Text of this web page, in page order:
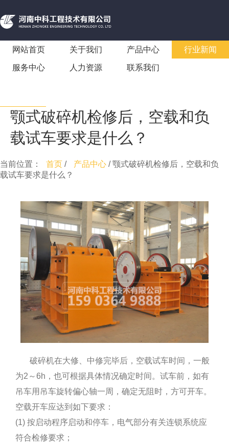
网站首页 关于我们 产品中心 行业新闻
服务中心 人力资源 联系我们
颚式破碎机检修后，空载和负
载试车要求是什么？
当前位置： 首页 / 产品中心 / 颚式破碎机检修后，空载和负
载试车要求是什么？
破碎机在大修、中修完毕后，空载试车时间，一般
为2～6h，也可根据具体情况确定时间。试车前，如有
吊车用吊车旋转偏心轴一周，确定无阻时，方可开车。
空载开车应达到如下要求：
(1) 按启动程序启动和停车，电气部分有关连锁系统应
符合检修要求；